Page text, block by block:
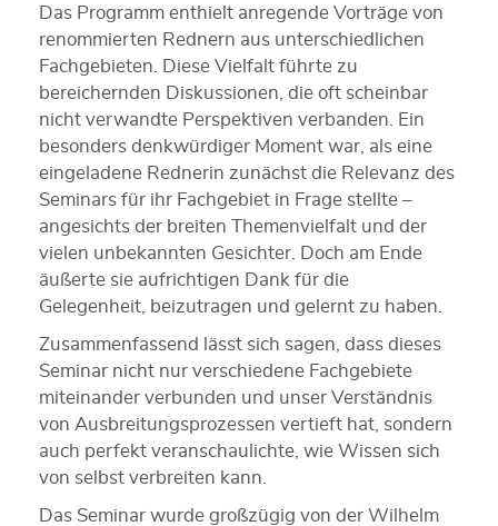
Das Programm enthielt anregende Vorträge von
renommierten Rednern aus unterschiedlichen
Fachgebieten. Diese Vielfalt führte zu
bereichernden Diskussionen, die oft scheinbar
nicht verwandte Perspektiven verbanden. Ein
besonders denkwürdiger Moment war, als eine
eingeladene Rednerin zunächst die Relevanz des
Seminars für ihr Fachgebiet in Frage stellte –
angesichts der breiten Themenvielfalt und der
vielen unbekannten Gesichter. Doch am Ende
äußerte sie aufrichtigen Dank für die
Gelegenheit, beizutragen und gelernt zu haben.
Zusammenfassend lässt sich sagen, dass dieses
Seminar nicht nur verschiedene Fachgebiete
miteinander verbunden und unser Verständnis
von Ausbreitungsprozessen vertieft hat, sondern
auch perfekt veranschaulichte, wie Wissen sich
von selbst verbreiten kann.
Das Seminar wurde großzügig von der Wilhelm